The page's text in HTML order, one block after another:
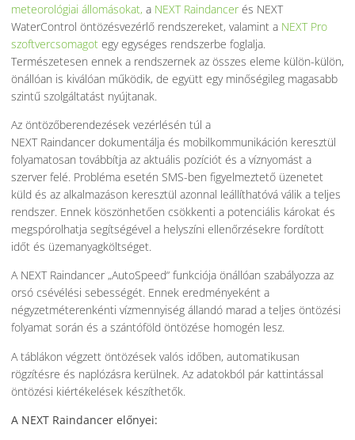
meteorológiai állomásokat, a NEXT Raindancerés NEXT
WaterControl öntözésvezérlő rendszereket, valamint a NEXT Pro
szoftvercsomagotegy egységes rendszerbe foglalja.
Természetesen ennek a rendszernek az összes eleme külön-külön,
önállóan is kiválóan működik, de együtt egy minőségileg magasabb
szintű szolgáltatást nyújtanak.
Az öntözőberendezések vezérlésén túl a
NEXT Raindancer dokumentálja és mobilkommunikáción keresztül
folyamatosan továbbítja az aktuális pozíciót és a víznyomást a
szerver felé. Probléma esetén SMS-ben figyelmeztető üzenetet
küld és az alkalmazáson keresztül azonnal leállíthatóvá válik a teljes
rendszer. Ennek köszönhetően csökkenti a potenciális károkat és
megspórolhatja segítségével a helyszíni ellenőrzésekre fordított
időt és üzemanyagköltséget.
A NEXT Raindancer „AutoSpeed“ funkciója önállóan szabályozza az
orsó csévélési sebességét. Ennek eredményeként a
négyzetméterenkénti vízmennyiség állandó marad a teljes öntözési
folyamat során és a szántóföld öntözése homogén lesz.
A táblákon végzett öntözések valós időben, automatikusan
rögzítésre és naplózásra kerülnek. Az adatokból pár kattintással
öntözési kiértékelések készíthetők.
A NEXT Raindancer előnyei: